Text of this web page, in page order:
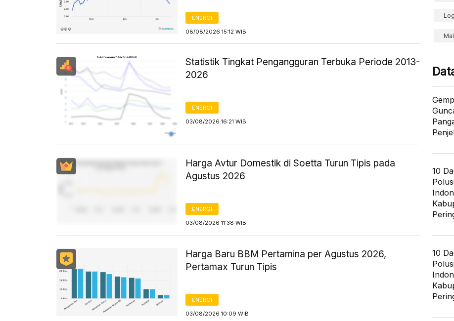
ENERGI
08/08/2026 15:12 WIB
Statistik Tingkat Pengangguran Terbuka Periode 2013-
2026
ENERGI
03/08/2026 16:21 WIB
Harga Avtur Domestik di Soetta Turun Tipis pada
Agustus 2026
ENERGI
03/08/2026 11:38 WIB
Harga Baru BBM Pertamina per Agustus 2026,
Pertamax Turun Tipis
ENERGI
03/08/2026 10:09 WIB
10
10